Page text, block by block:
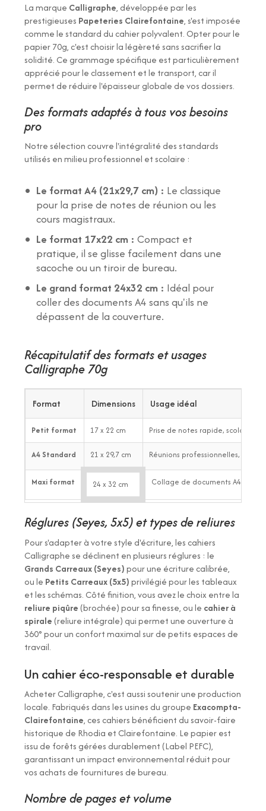
La marque Calligraphe, développée par les
prestigieuses Papeteries Clairefontaine, s'est imposée
comme le standard du cahier polyvalent. Opter pour le
papier 70g, c'est choisir la légèreté sans sacrifier la
solidité. Ce grammage spécifique est particulièrement
apprécié pour le classement et le transport, car il
permet de réduire l'épaisseur globale de vos dossiers.
Des formats adaptés à tous vos besoins
pro
Notre sélection couvre l'intégralité des standards
utilisés en milieu professionnel et scolaire :
Le format A4 (21x29,7 cm) : Le classique
pour la prise de notes de réunion ou les
cours magistraux.
Le format 17x22 cm : Compact et
pratique, il se glisse facilement dans une
sacoche ou un tiroir de bureau.
Le grand format 24x32 cm : Idéal pour
coller des documents A4 sans qu'ils ne
dépassent de la couverture.
Récapitulatif des formats et usages
Calligraphe 70g
Format Dimensions Usage idéal
Petit format 17 x 22 cm Prise de notes rapide, scolaire,
A4 Standard 21 x 29,7 cm Réunions professionnelles, cours,
Maxi format 24 x 32 cm Collage de documents A4,
Réglures (Seyes, 5x5) et types de reliures
Pour s'adapter à votre style d'écriture, les cahiers
Calligraphe se déclinent en plusieurs réglures : le
Grands Carreaux (Seyes)pour une écriture calibrée,
ou le Petits Carreaux (5x5)privilégié pour les tableaux
et les schémas. Côté finition, vous avez le choix entre la
reliure piqûre(brochée) pour sa finesse, ou le cahier à
spirale(reliure intégrale) qui permet une ouverture à
360° pour un confort maximal sur de petits espaces de
travail.
Un cahier éco-responsable et durable
Acheter Calligraphe, c'est aussi soutenir une production
locale. Fabriqués dans les usines du groupe Exacompta-
Clairefontaine, ces cahiers bénéficient du savoir-faire
historique de Rhodia et Clairefontaine. Le papier est
issu de forêts gérées durablement (Label PEFC),
garantissant un impact environnemental réduit pour
vos achats de fournitures de bureau.
Nombre de pages et volume